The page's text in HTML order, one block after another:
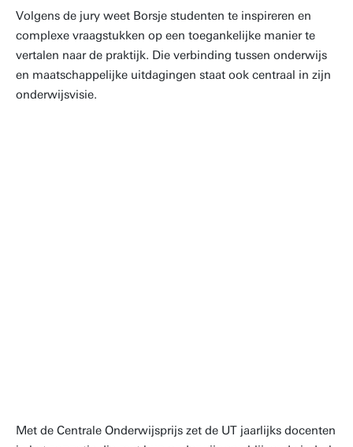
Volgens de jury weet Borsje studenten te inspireren en
complexe vraagstukken op een toegankelijke manier te
vertalen naar de praktijk. Die verbinding tussen onderwijs
en maatschappelijke uitdagingen staat ook centraal in zijn
onderwijsvisie.
Met de Centrale Onderwijsprijs zet de UT jaarlijks docenten